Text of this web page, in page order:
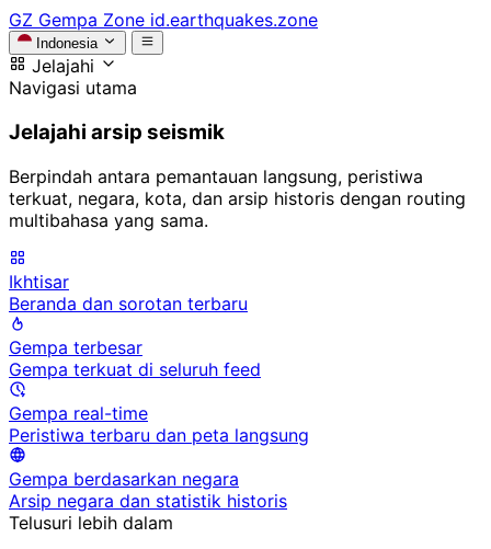
GZ Gempa Zone id.earthquakes.zone
Indonesia
Jelajahi
Navigasi utama
Jelajahi arsip seismik
Berpindah antara pemantauan langsung, peristiwa
terkuat, negara, kota, dan arsip historis dengan routing
multibahasa yang sama.
Ikhtisar
Beranda dan sorotan terbaru
Gempa terbesar
Gempa terkuat di seluruh feed
Gempa real-time
Peristiwa terbaru dan peta langsung
Gempa berdasarkan negara
Arsip negara dan statistik historis
Telusuri lebih dalam